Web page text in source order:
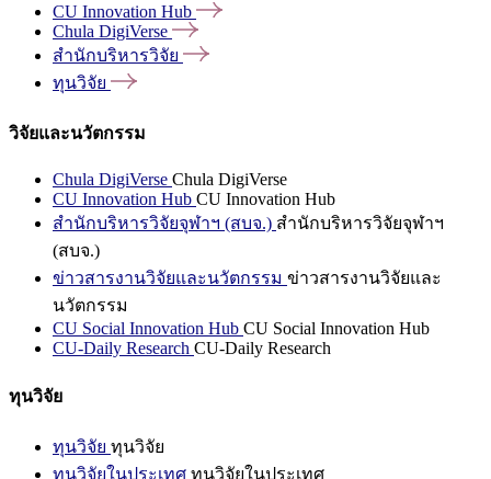
CU Innovation Hub
Chula DigiVerse
สำนักบริหารวิจัย
ทุนวิจัย
วิจัยและนวัตกรรม
Chula DigiVerse Chula DigiVerse
CU Innovation Hub CU Innovation Hub
สำนักบริหารวิจัยจุฬาฯ (สบจ.) สำนักบริหารวิจัยจุฬาฯ
(สบจ.)
ข่าวสารงานวิจัยและนวัตกรรม ข่าวสารงานวิจัยและ
นวัตกรรม
CU Social Innovation Hub CU Social Innovation Hub
CU-Daily Research CU-Daily Research
ทุนวิจัย
ทุนวิจัย ทุนวิจัย
ทุนวิจัยในประเทศ ทุนวิจัยในประเทศ